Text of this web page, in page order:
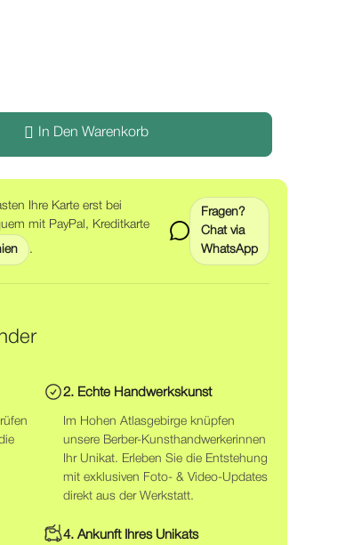
In Den Warenkorb
Ihre Karte erst bei
mit PayPal, Kreditkarte
.
Fragen?
Chat via
WhatsApp
2. Echte Handwerkskunst
Im Hohen Atlasgebirge knüpfen
unsere Berber-Kunsthandwerkerinnen
Ihr Unikat. Erleben Sie die Entstehung
mit exklusiven Foto- & Video-Updates
direkt aus der Werkstatt.
4. Ankunft Ihres Unikats